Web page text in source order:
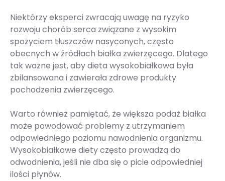
Niektórzy eksperci zwracają uwagę na ryzyko
rozwoju chorób serca związane z wysokim
spożyciem tłuszczów nasyconych, często
obecnych w źródłach białka zwierzęcego. Dlatego
tak ważne jest, aby dieta wysokobiałkowa była
zbilansowana i zawierała zdrowe produkty
pochodzenia zwierzęcego.
Warto również pamiętać, że większa podaż białka
może powodować problemy z utrzymaniem
odpowiedniego poziomu nawodnienia organizmu.
Wysokobiałkowe diety często prowadzą do
odwodnienia, jeśli nie dba się o picie odpowiedniej
ilości płynów.